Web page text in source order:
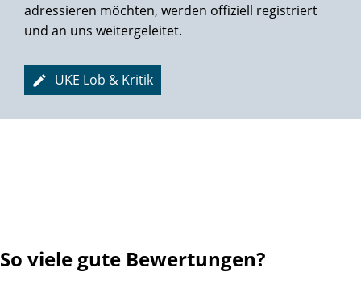
behandeln zu lassen. Ein herzliches Dankeschön an das
gesamte Team der Martini-Klinik!
Vielen Dank & Glück auf!
adressieren möchten, werden offiziell registriert
und an uns weitergeleitet.
UKE Lob & Kritik
So viele gute Bewertungen?